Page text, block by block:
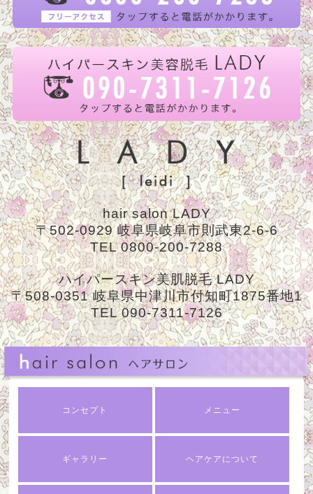
hair salon LADY
〒502-0929 岐阜県岐阜市則武東2-6-6
TEL 0800-200-7288
ハイパースキン美肌脱毛 LADY
〒508-0351 岐阜県中津川市付知町1875番地1
TEL 090-7311-7126
コンセプト メニュー
ギャラリー ヘアケアについて